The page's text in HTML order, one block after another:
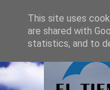
This site uses
are shared with
statistics, and to